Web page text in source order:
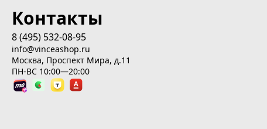
Контакты
8 (495) 532-08-95
info@vinceashop.ru
Москва, Проспект Мира, д.11
ПН-ВС 10:00—20:00